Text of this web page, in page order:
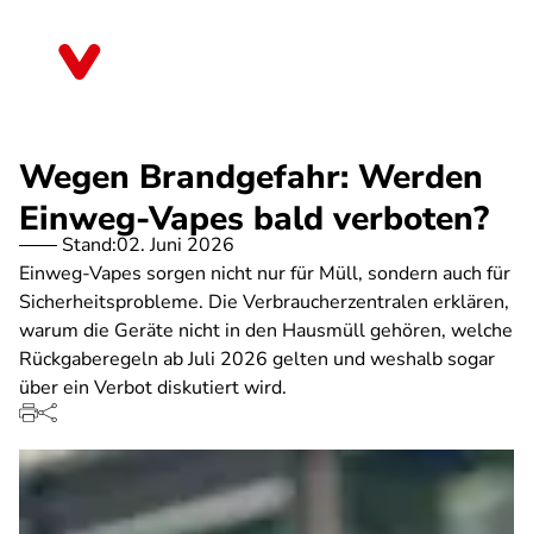
Wegen Brandgefahr: Werden
Einweg-Vapes bald verboten?
Stand:02. Juni 2026
Einweg-Vapes sorgen nicht nur für Müll, sondern auch für
Sicherheitsprobleme. Die Verbraucherzentralen erklären,
warum die Geräte nicht in den Hausmüll gehören, welche
Rückgaberegeln ab Juli 2026 gelten und weshalb sogar
über ein Verbot diskutiert wird.